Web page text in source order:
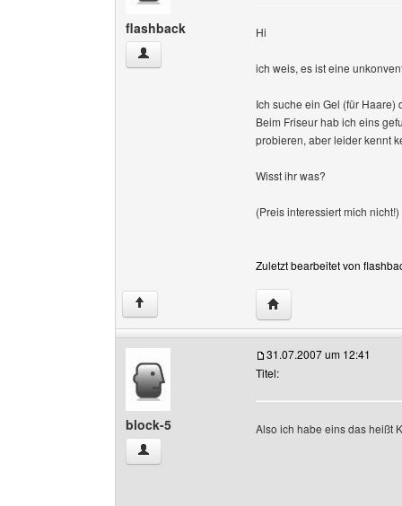
flashback
flashback Benutzer-Profile anzeigen
Hi
ich weis, es ist eine
Ich suche ein Gel (für
Beim Friseur hab ich eins
probieren, aber leider kennt
Wisst ihr was?
(Preis interessiert mich nicht!)
Zuletzt bearbeitet von
↑ Website dieses
block-5
block-5 Benutzer-Profile anzeigen
31.07.2007 um 12:41
Titel:
Also ich habe eins das heißt